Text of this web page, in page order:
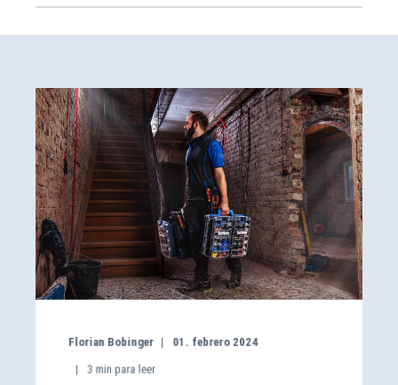
Florian Bobinger
01. febrero 2024
3 min para leer